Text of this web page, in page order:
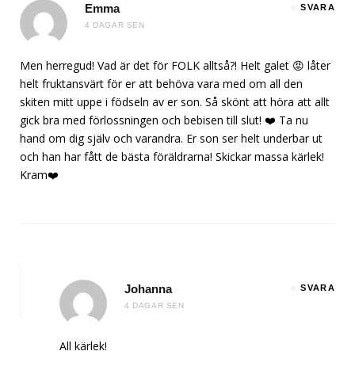
Emma
4 DAGAR SEN
SVARA
Men herregud! Vad är det för FOLK alltså?! Helt galet 😡 låter
helt fruktansvärt för er att behöva vara med om all den
skiten mitt uppe i födseln av er son. Så skönt att höra att allt
gick bra med förlossningen och bebisen till slut! ❤️ Ta nu
hand om dig själv och varandra. Er son ser helt underbar ut
och han har fått de bästa föräldrarna! Skickar massa kärlek!
Kram❤️
Johanna
4 DAGAR SEN
SVARA
All kärlek!